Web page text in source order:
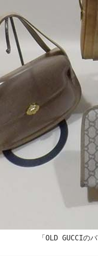
「OLD GUCCIの